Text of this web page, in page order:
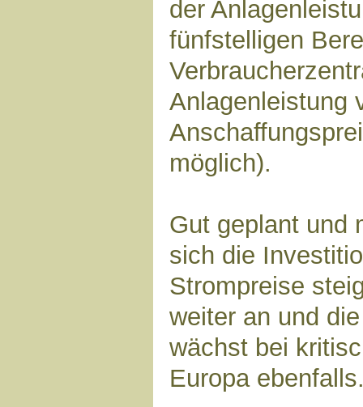
der
fünfstelligen
Anlagenleistung
möglich).
Gut geplant und
sich die
Strompreise
weiter an und
wächst bei
Europa